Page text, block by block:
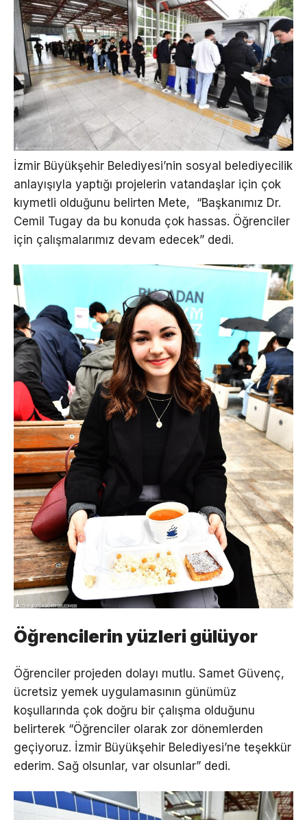
İzmir Büyükşehir Belediyesi’nin sosyal belediyecilik
anlayışıyla yaptığı projelerin vatandaşlar için çok
kıymetli olduğunu belirten Mete, “Başkanımız Dr.
Cemil Tugay da bu konuda çok hassas. Öğrenciler
için çalışmalarımız devam edecek” dedi.
Öğrencilerin yüzleri gülüyor
Öğrenciler projeden dolayı mutlu. Samet Güvenç,
ücretsiz yemek uygulamasının günümüz
koşullarında çok doğru bir çalışma olduğunu
belirterek “Öğrenciler olarak zor dönemlerden
geçiyoruz. İzmir Büyükşehir Belediyesi’ne teşekkür
ederim. Sağ olsunlar, var olsunlar” dedi.